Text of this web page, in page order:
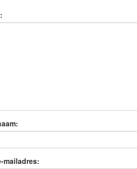
mailadres: